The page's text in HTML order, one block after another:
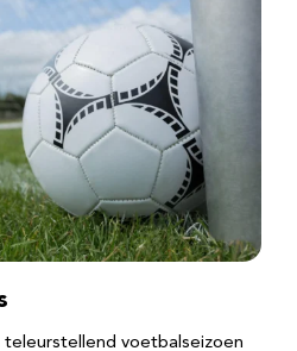
voetbalseizoen